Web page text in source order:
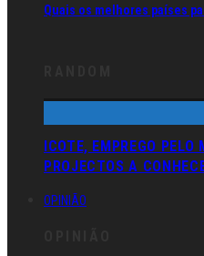
Quais os melhores países
ICOTE, EMPREGO
PROJECTOS A
OPINIÃO